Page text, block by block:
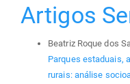
Artigos
Beatriz Roque dos
Parques estaduais,
rurais: análise